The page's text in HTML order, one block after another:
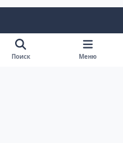
v
Поиск Меню